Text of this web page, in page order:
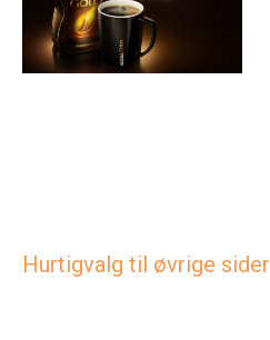
Hurtigvalg til øvrige sider